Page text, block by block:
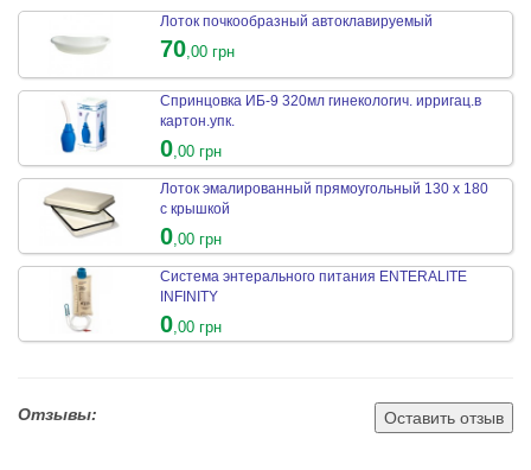
Лоток почкообразный автоклавируемый
70 ,00 грн
Спринцовка ИБ-9 320мл гинекологич. ирригац.в
картон.упк.
0,00 грн
Лоток эмалированный прямоугольный 130 х 180
с крышкой
0,00 грн
Система энтерального питания ENTERALITE
INFINITY
0,00 грн
Отзывы: Оставить отзыв